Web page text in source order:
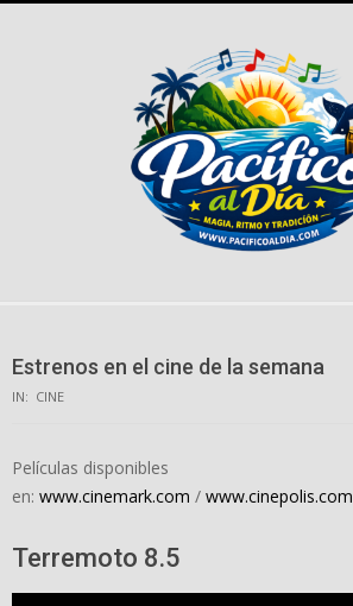
Estrenos en el cine de la semana
IN: CINE
Películas disponibles
en: www.cinemark.com / www.cinepolis.com
Terremoto 8.5